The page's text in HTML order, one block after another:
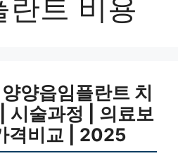
란트 비용
양읍임플란트 치
시술과정 | 의료보
격비교 | 2025